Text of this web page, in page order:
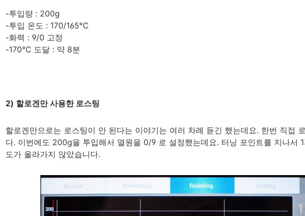
-투입량 : 200g
-투입 온도 : 170/165℃
-화력 : 9/0 고정
-170℃ 도달 : 약 8분
2) 할로겐만 사용한 로스팅
할로겐만으로는 로스팅이 안 된다는 이야기는 여러 차례 듣긴 했는데요. 한번 직접
다. 이번에도 200g을 투입해서 열원을 0/9 로 설정했는데요. 터닝 포인트를 지나서
도가 올라가지 않았습니다.